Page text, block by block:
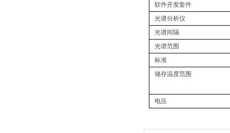
软件开发套件
光谱分析仪
光谱间隔
光谱范围
标准
储存温度范围
电压